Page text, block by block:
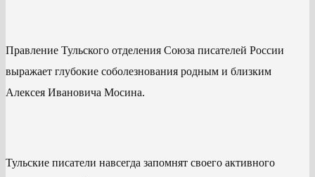
Правление Тульского отделения Союза писателей России
выражает глубокие соболезнования родным и близким
Алексея Ивановича Мосина.
Тульские писатели навсегда запомнят своего активного